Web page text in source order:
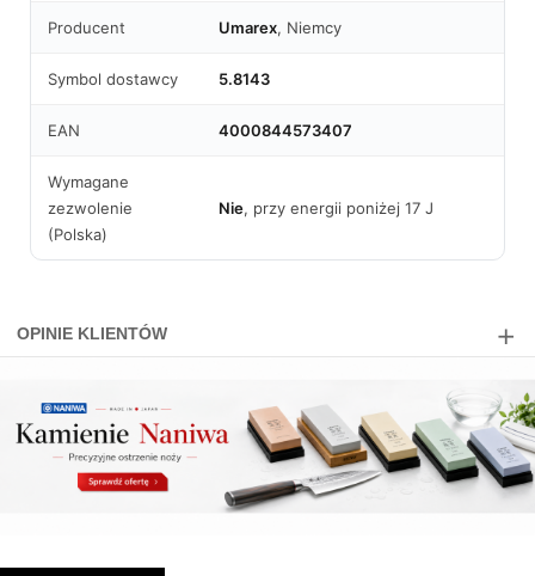
Producent Umarex, Niemcy
Symbol dostawcy 5.8143
EAN 4000844573407
Wymagane
zezwolenie
(Polska)
Nie, przy energii poniżej 17 J
OPINIE KLIENTÓW